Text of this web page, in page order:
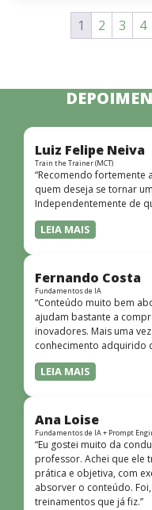
1 2 3 4
Luiz Felipe Neiva
Train the Trainer (MCT)
“Recomendo fortemente
quem deseja se tornar
Independentemente de
LEIA MAIS
Fernando Costa
Fundamentos de IA
“Conteúdo muito bem
ajudam bastante a
inovadores. Mais uma
conhecimento adquirido
LEIA MAIS
Ana Loise
Fundamentos de IA + Prompt
“Eu gostei muito da
professor. Achei que ele
prática e objetiva, com
absorver o conteúdo.
treinamentos que já fiz.”